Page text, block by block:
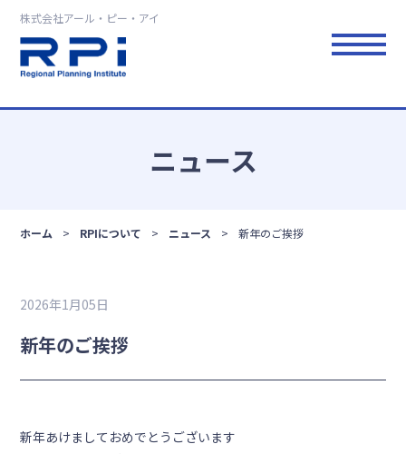
株式会社アール・ピー・アイ
ニュース
ホーム RPIについて ニュース 新年のご挨拶
2026年1月05日
新年のご挨拶
新年あけましておめでとうございます